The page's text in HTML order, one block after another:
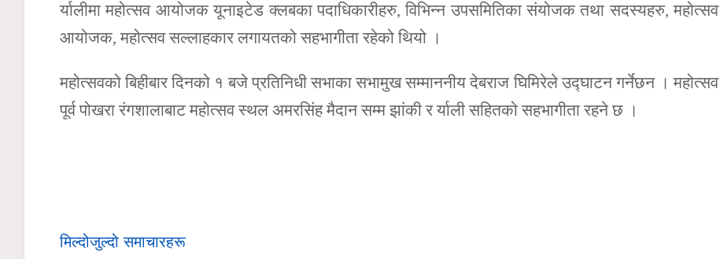
र्यालीमा महोत्सव आयोजक यूनाइटेड क्लबका पदाधिकारीहरु, विभिन्न उपसमितिका संयोजक तथा सदस्यहरु, महोत्सव
आयोजक, महोत्सव सल्लाहकार लगायतको सहभागीता रहेको थियो ।
महोत्सवको बिहीबार दिनको १ बजे प्रतिनिधी सभाका सभामुख सम्माननीय देबराज घिमिरेले उद्घाटन गर्नेछन । महोत्सव
पूर्व पोखरा रंगशालाबाट महोत्सव स्थल अमरसिंह मैदान सम्म झांकी र र्याली सहितको सहभागीता रहने छ ।
मिल्दोजुल्दो समाचारहरू